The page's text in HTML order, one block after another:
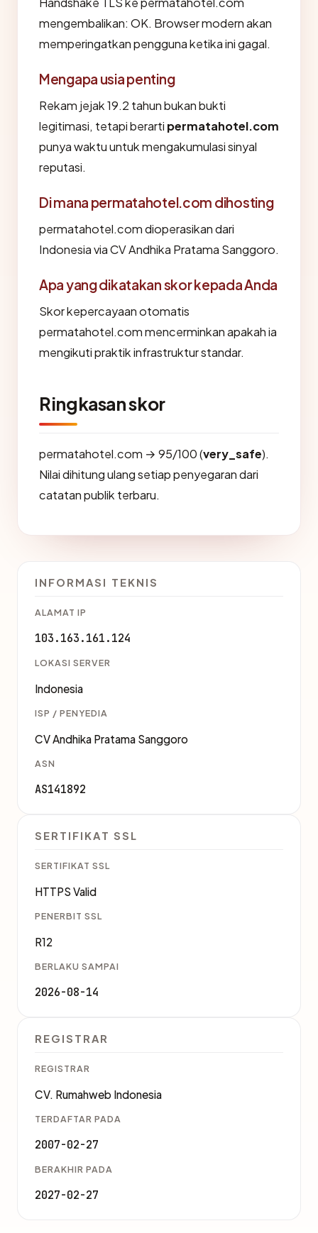
mengembalikan: OK. Browser modern akan
memperingatkan pengguna ketika ini gagal.
Mengapa usia penting
Rekam jejak 19.2 tahun bukan bukti
legitimasi, tetapi berarti permatahotel.com
punya waktu untuk mengakumulasi sinyal
reputasi.
Di mana permatahotel.com dihosting
permatahotel.com dioperasikan dari
Indonesia via CV Andhika Pratama Sanggoro.
Apa yang dikatakan skor kepada Anda
Skor kepercayaan otomatis
permatahotel.com mencerminkan apakah ia
mengikuti praktik infrastruktur standar.
Ringkasan skor
permatahotel.com → 95/100 (very_safe).
Nilai dihitung ulang setiap penyegaran dari
catatan publik terbaru.
INFORMASI TEKNIS
ALAMAT IP
103.163.161.124
LOKASI SERVER
Indonesia
ISP / PENYEDIA
CV Andhika Pratama Sanggoro
ASN
AS141892
SERTIFIKAT SSL
SERTIFIKAT SSL
HTTPS Valid
PENERBIT SSL
R12
BERLAKU SAMPAI
2026-08-14
REGISTRAR
REGISTRAR
CV. Rumahweb Indonesia
TERDAFTAR PADA
2007-02-27
BERAKHIR PADA
2027-02-27